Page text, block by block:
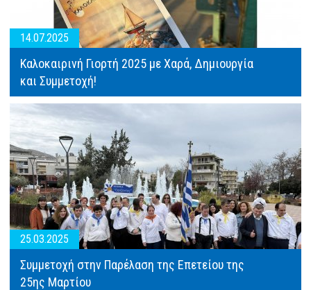
14.07.2025
Καλοκαιρινή Γιορτή 2025 με Χαρά, Δημιουργία
και Συμμετοχή!
25.03.2025
Συμμετοχή στην Παρέλαση της Επετείου της
25ης Μαρτίου
24.01.2025
Κοπής
Πρωτοχρονιάτικης